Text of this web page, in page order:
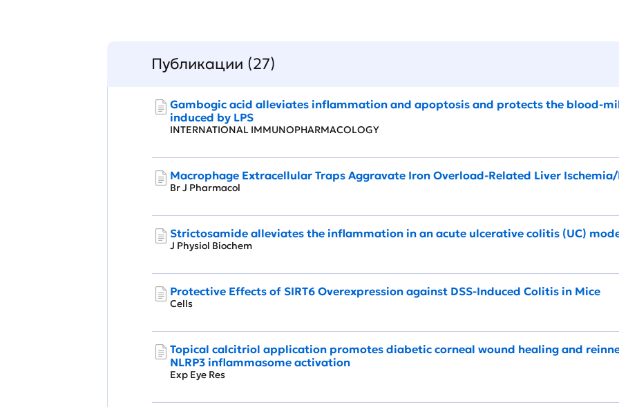
Публикации (27)
Gambogic acid alleviates inflammation and apoptosis and protects the blood-
induced by LPS
INTERNATIONAL IMMUNOPHARMACOLOGY
Macrophage Extracellular Traps Aggravate Iron Overload‐Related Liver
Br J Pharmacol
Strictosamide alleviates the inflammation in an acute ulcerative colitis (UC)
J Physiol Biochem
Protective Effects of SIRT6 Overexpression against DSS-Induced Colitis in Mice
Cells
Topical calcitriol application promotes diabetic corneal wound healing and
NLRP3 inflammasome activation
Exp Eye Res